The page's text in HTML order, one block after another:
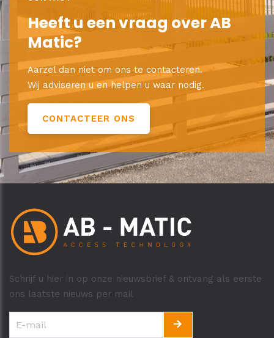
Heeft u een vraag over AB
Matic?
Aarzel dan niet om ons te contacteren.
Wij adviseren u en helpen u waar nodig.
CONTACTEER ONS
Schrijf u hier in op onze nieuwsbrief & ontvang als eerste
ons laatste nieuws per mail